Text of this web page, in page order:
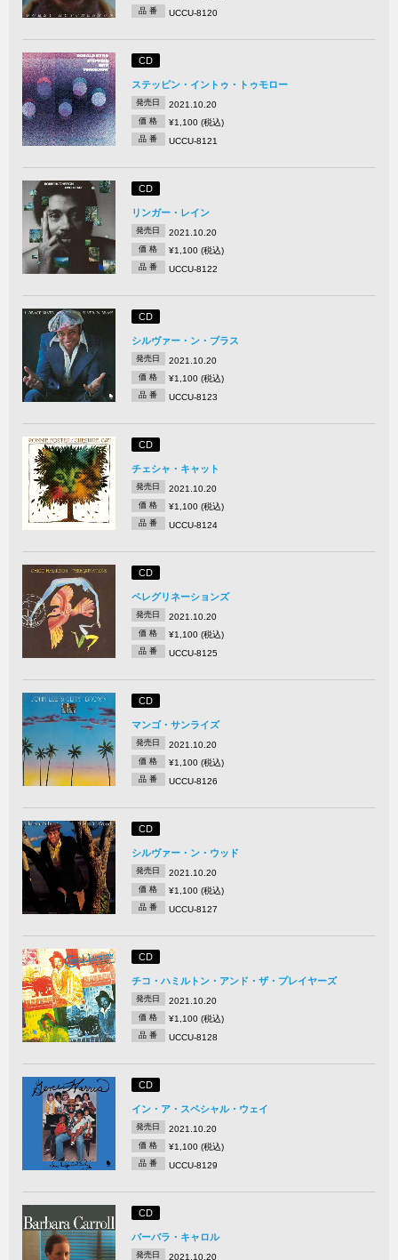
品 番 UCCU-8120
CD
ステッピン・イントゥ・トゥモロー
発売日 2021.10.20
価 格 ¥1,100 (税込)
品 番 UCCU-8121
CD
リンガー・レイン
発売日 2021.10.20
価 格 ¥1,100 (税込)
品 番 UCCU-8122
CD
シルヴァー・ン・ブラス
発売日 2021.10.20
価 格 ¥1,100 (税込)
品 番 UCCU-8123
CD
チェシャ・キャット
発売日 2021.10.20
価 格 ¥1,100 (税込)
品 番 UCCU-8124
CD
ペレグリネーションズ
発売日 2021.10.20
価 格 ¥1,100 (税込)
品 番 UCCU-8125
CD
マンゴ・サンライズ
発売日 2021.10.20
価 格 ¥1,100 (税込)
品 番 UCCU-8126
CD
シルヴァー・ン・ウッド
発売日 2021.10.20
価 格 ¥1,100 (税込)
品 番 UCCU-8127
CD
チコ・ハミルトン・アンド・ザ・プレイヤーズ
発売日 2021.10.20
価 格 ¥1,100 (税込)
品 番 UCCU-8128
CD
イン・ア・スペシャル・ウェイ
発売日 2021.10.20
価 格 ¥1,100 (税込)
品 番 UCCU-8129
CD
バーバラ・キャロル
発売日 2021.10.20